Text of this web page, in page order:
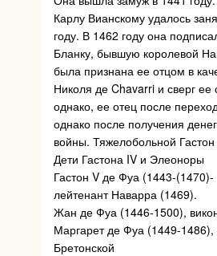
Карлу Вианскому удалось
году. В 1462 году она
Бланку, бывшую королевой
была признана ее отцом в
Николя де Chavarri и сверг
однако, ее отец после
однако после получения
войны. Тяжелобольной
Дети Гастона IV и Элеоноры
Гастон V де Фуа (1443-
лейтенант Наварра (1469).
Жан де Фуа (1446-1500),
Маргарет де Фуа (1449-
Бретонской